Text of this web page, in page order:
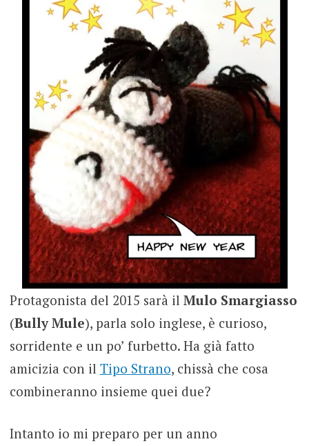
Protagonista del 2015 sarà il Mulo Smargiasso
(Bully Mule), parla solo inglese, è curioso,
sorridente e un po’ furbetto. Ha già fatto
amicizia con il Tipo Strano, chissà che cosa
combineranno insieme quei due?
Intanto io mi preparo per un anno